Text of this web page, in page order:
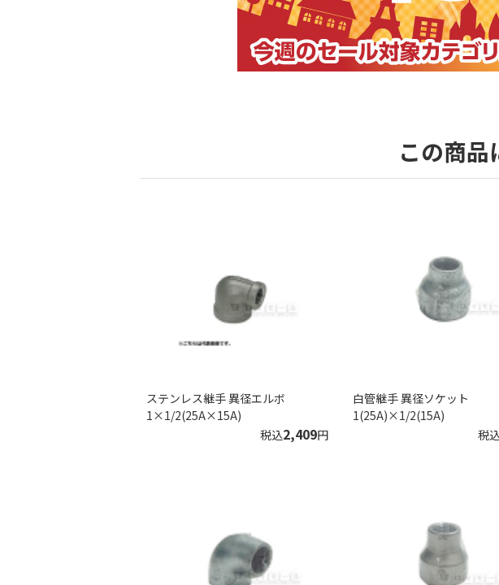
この商品
ステンレス継手 異径エルボ
1×1/2(25A×15A)
税込2,409円
白管継手 異径ソケット
1(25A)×1/2(15A)
税